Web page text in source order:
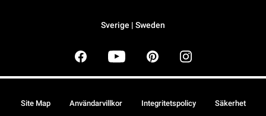
Sverige | Sweden
Site Map Användarvillkor Integritetspolicy Säkerhet